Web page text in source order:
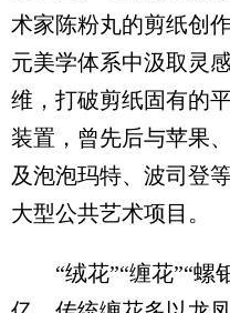
术家陈粉丸的剪纸创
元美学体系中汲取灵
维，打破剪纸固有的
装置，曾先后与苹果
及泡泡玛特、波司登
大型公共艺术项目。
“绒花”“缠花”“螺